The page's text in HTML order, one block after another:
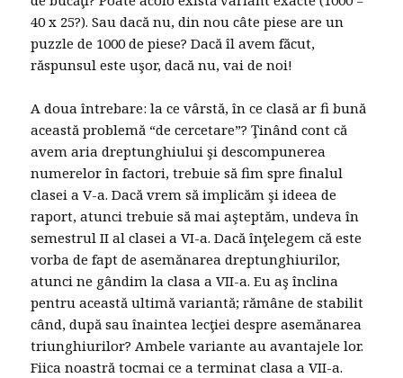
40 x 25?). Sau dacă nu, din nou câte piese are un
puzzle de 1000 de piese? Dacă îl avem făcut,
răspunsul este uşor, dacă nu, vai de noi!
A doua întrebare: la ce vârstă, în ce clasă ar fi bună
această problemă “de cercetare”? Ţinând cont că
avem aria dreptunghiului şi descompunerea
numerelor în factori, trebuie să fim spre finalul
clasei a V-a. Dacă vrem să implicăm şi ideea de
raport, atunci trebuie să mai aşteptăm, undeva în
semestrul II al clasei a VI-a. Dacă înţelegem că este
vorba de fapt de asemănarea dreptunghiurilor,
atunci ne gândim la clasa a VII-a. Eu aş înclina
pentru această ultimă variantă; rămâne de stabilit
când, după sau înaintea lecţiei despre asemănarea
triunghiurilor? Ambele variante au avantajele lor.
Fiica noastră tocmai ce a terminat clasa a VII-a.